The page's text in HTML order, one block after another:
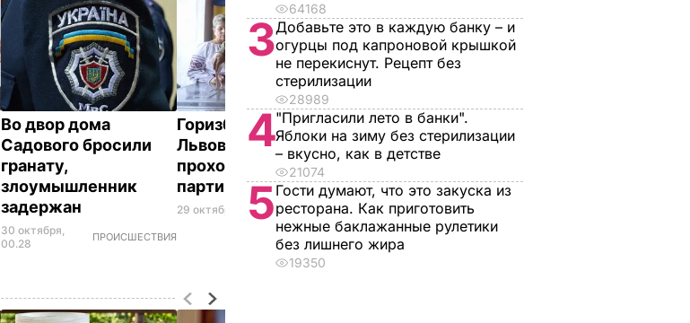
Во двор дома
Садового бросили
гранату,
злоумышленник
задержан
30 октября,
00.28
ПРОИСШЕСТВИЯ
Горизбирком: Во
Львовский горсовет
проходят семь
партий
29 октября, 08.23ПОЛИТИКА
Львовский
горизбирком:
Садовый и
Кошулинский
выходят во второй
тур
28 октября, 17.52
64168
3Добавьте это в каждую банку – и
огурцы под капроновой крышкой
не перекиснут. Рецепт без
стерилизации
28989
4"Пригласили лето в банки".
Яблоки на зиму без стерилизации
– вкусно, как в детстве
21074
5Гости думают, что это закуска из
ресторана. Как приготовить
нежные баклажанные рулетики
без лишнего жира
19350